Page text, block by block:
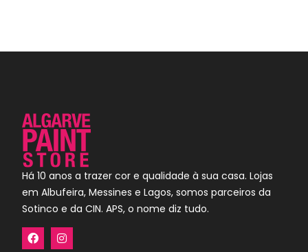
Há 10 anos a trazer cor e qualidade à sua casa. Lojas
em Albufeira, Messines e Lagos, somos parceiros da
Sotinco e da CIN. APS, o nome diz tudo.